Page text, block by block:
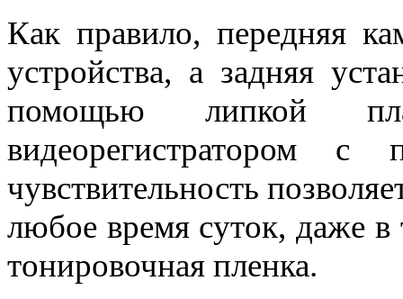
Как правило, передняя
устройства, а задняя
помощью липкой
видеорегистратором
чувствительность
любое время суток, даже в
тонировочная пленка.